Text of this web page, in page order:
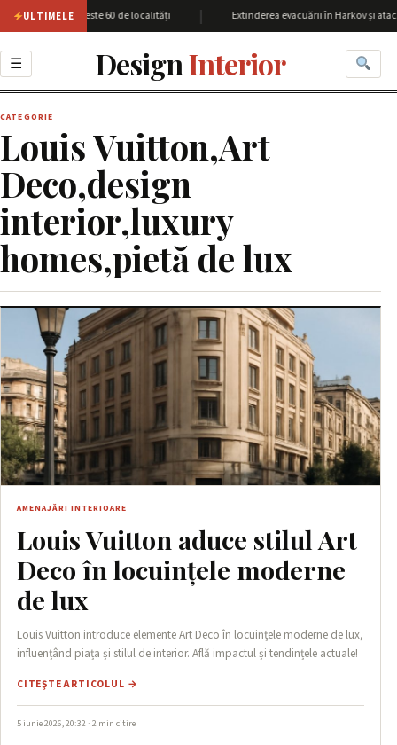
ULTIMELE
Harkov cu peste 60 de localități Extinderea evacuării în Harkov și
☰ DesignInterior
CATEGORIE
Louis Vuitton,Art
Deco,design
interior,luxury
homes,pietă de lux
AMENAJĂRI INTERIOARE
Louis Vuitton aduce stilul Art
Deco în locuințele moderne
de lux
Louis Vuitton introduce elemente Art Deco în locuințele moderne de lux,
influențând piața și stilul de interior. Află impactul și tendințele actuale!
CITEŞTE ARTICOLUL →
5 iunie 2026, 20:32 · 2 min citire